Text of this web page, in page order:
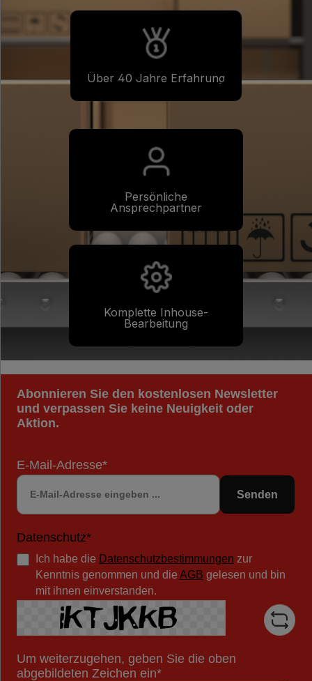
Über 40 Jahre Erfahrung
Persönliche
Ansprechpartner
Komplette Inhouse-
Bearbeitung
Abonnieren Sie den kostenlosen Newsletter
und verpassen Sie keine Neuigkeit oder
Aktion.
E-Mail-Adresse*
Senden
Datenschutz*
Ich habe die Datenschutzbestimmungen zur
Kenntnis genommen und die AGB gelesen und bin
mit ihnen einverstanden.
Um weiterzugehen, geben Sie die oben
abgebildeten Zeichen ein*